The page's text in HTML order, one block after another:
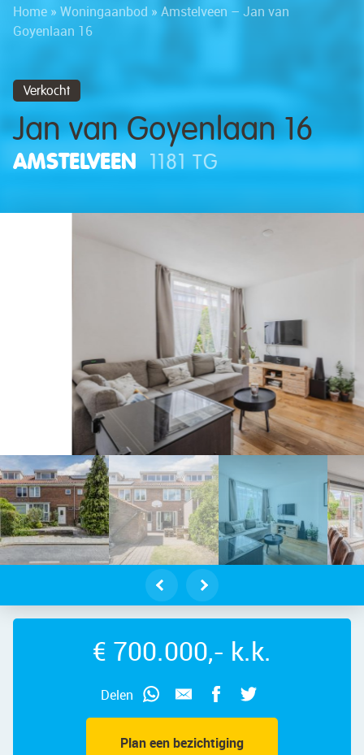
Home » Woningaanbod » Amstelveen – Jan van
Goyenlaan 16
Verkocht
Jan van Goyenlaan 16
AMSTELVEEN 1181 TG
van Goyenlaan 16 – Foto 10
Plan een bezichtiging
Delen
€ 700.000,- k.k.